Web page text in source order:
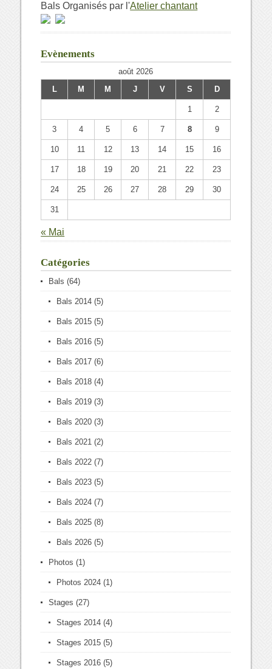
Bals Organisés par l'Atelier chantant
Evènements
août 2026
L
M M J V S D
1 2
3 4 5 6 7 8 9
10 11 12 13 14 15 16
17 18 19 20 21 22 23
24 25 26 27 28 29 30
31
« Mai
Catégories
Bals (64)
Bals 2014 (5)
Bals 2015 (5)
Bals 2016 (5)
Bals 2017 (6)
Bals 2018 (4)
Bals 2019 (3)
Bals 2020 (3)
Bals 2021 (2)
Bals 2022 (7)
Bals 2023 (5)
Bals 2024 (7)
Bals 2025 (8)
Bals 2026 (5)
Photos (1)
Photos 2024 (1)
Stages (27)
Stages 2014 (4)
Stages 2015 (5)
Stages 2016 (5)